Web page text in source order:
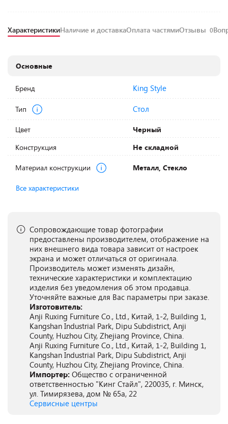
ХарактеристикиНаличие и доставкаОплата частямиОтзывы 0
Основные
Бренд King Style
Тип Стол
Цвет
Черный
Конструкция
Не складной
Материал конструкции Металл, Стекло
Все характеристики
Сопровождающие товар фотографии
предоставлены производителем, отображение на
них внешнего вида товара зависит от настроек
экрана и может отличаться от оригинала.
Производитель может изменять дизайн,
технические характеристики и комплектацию
изделия без уведомления об этом продавца.
Уточняйте важные для Вас параметры при заказе.
Изготовитель:
Anji Ruxing Furniture Co., Ltd., Китай, 1-2, Building 1,
Kangshan Industrial Park, Dipu Subdistrict, Anji
County, Huzhou City, Zhejiang Province, China.
Anji Ruxing Furniture Co., Ltd., Китай, 1-2, Building 1,
Kangshan Industrial Park, Dipu Subdistrict, Anji
County, Huzhou City, Zhejiang Province, China.
Импортер: Общество с ограниченной
ответственностью "Кинг Стайл", 220035, г. Минск,
ул. Тимирязева, дом № 65а, 22
Сервисные центры